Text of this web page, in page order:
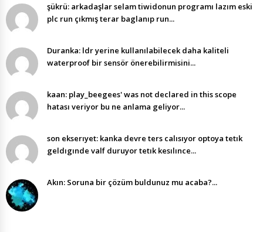
şükrü: arkadaşlar selam tiwidonun programı lazım eski
plc run çıkmış terar baglanıp run...
Duranka: ldr yerine kullanılabilecek daha kaliteli
waterproof bir sensör önerebilirmisini...
kaan: play_beegees' was not declared in this scope
hatası veriyor bu ne anlama geliyor...
son ekserıyet: kanka devre ters calısıyor optoya tetık
geldıgınde valf duruyor tetık kesılınce...
Akın: Soruna bir çözüm buldunuz mu acaba?...